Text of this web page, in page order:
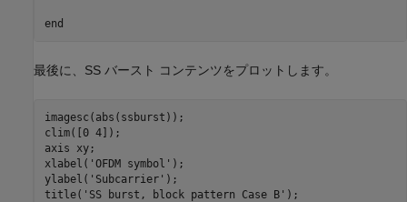
end
最後に、SS バースト コンテンツをプロットします。
imagesc(abs(ssburst));
clim([0 4]);
axis
xy;
xlabel( 'OFDM symbol' );
ylabel( 'Subcarrier' );
title( 'SS burst, block pattern Case B' );